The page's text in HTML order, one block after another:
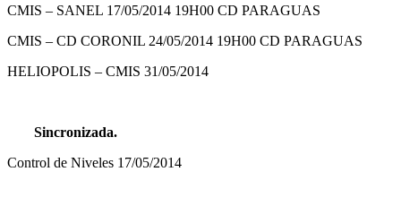
CMIS – SANEL 17/05/2014 19H00 CD PARAGUAS
CMIS – CD CORONIL 24/05/2014 19H00 CD PARAGUAS
HELIOPOLIS – CMIS 31/05/2014
Sincronizada.
Control de Niveles 17/05/2014